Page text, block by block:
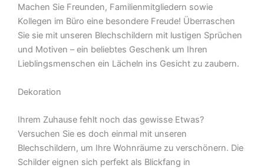
Machen Sie Freunden, Familienmitgliedern sowie
Kollegen im Büro eine besondere Freude! Überraschen
Sie sie mit unseren Blechschildern mit lustigen Sprüchen
und Motiven – ein beliebtes Geschenk um Ihren
Lieblingsmenschen ein Lächeln ins Gesicht zu zaubern.
Dekoration
Ihrem Zuhause fehlt noch das gewisse Etwas?
Versuchen Sie es doch einmal mit unseren
Blechschildern, um Ihre Wohnräume zu verschönern. Die
Schilder eignen sich perfekt als Blickfang in